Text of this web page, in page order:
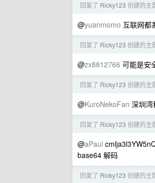
回复了 Ricky123 创建的主
@yuanmomo 互联网都
回复了 Ricky123 创建的主
@zx8812766 可能是安
回复了 Ricky123 创建的主
@KuroNekoFan 深圳湾
回复了 Ricky123 创建的主
@aPaul
base64 解码
回复了 Ricky123 创建的主